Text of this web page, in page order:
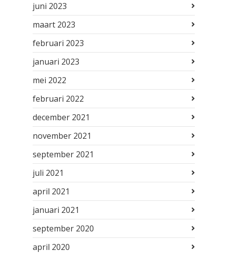
juni 2023
maart 2023
februari 2023
januari 2023
mei 2022
februari 2022
december 2021
november 2021
september 2021
juli 2021
april 2021
januari 2021
september 2020
april 2020